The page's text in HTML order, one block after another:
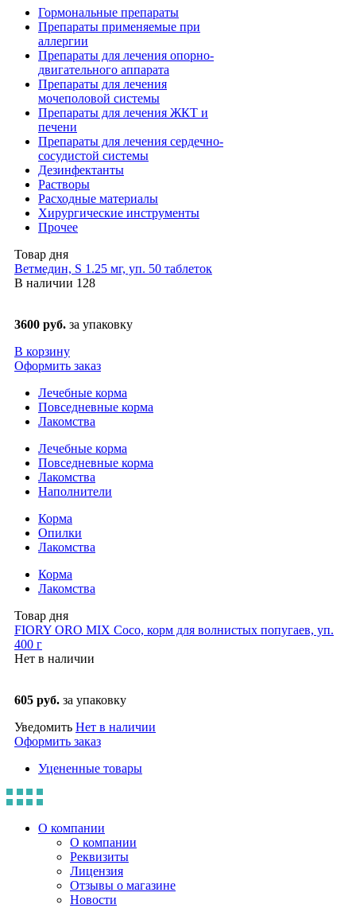
Гормональные препараты
Препараты применяемые при
аллергии
Препараты для лечения опорно-
двигательного аппарата
Препараты для лечения
мочеполовой системы
Препараты для лечения ЖКТ и
печени
Препараты для лечения сердечно-
сосудистой системы
Дезинфектанты
Растворы
Расходные материалы
Хирургические инструменты
Прочее
Товар дня
Ветмедин, S 1.25 мг, уп. 50 таблеток
В наличии 128
3600 руб. за упаковку
В корзину
Оформить заказ
Лечебные корма
Повседневные корма
Лакомства
Лечебные корма
Повседневные корма
Лакомства
Наполнители
Корма
Опилки
Лакомства
Корма
Лакомства
Товар дня
FIORY ORO MIX Coco, корм для волнистых попугаев, уп.
400 г
Нет в наличии
605 руб. за упаковку
Уведомить Нет в наличии
Оформить заказ
Уцененные товары
О компании
О компании
Реквизиты
Лицензия
Отзывы о магазине
Новости